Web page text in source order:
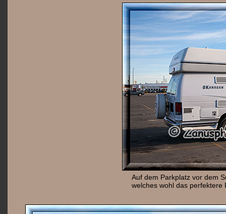
Auf dem Parkplatz vor dem
welches wohl das perfektere